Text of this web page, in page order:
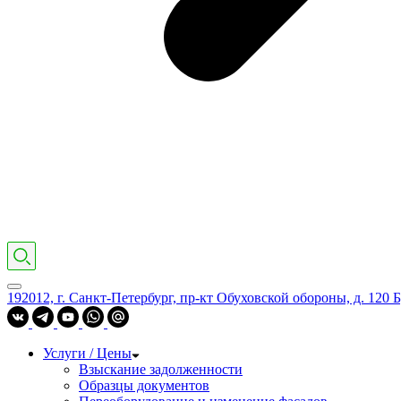
192012, г. Санкт-Петербург, пр-кт Обуховской обороны, д. 120
Услуги / Цены
Взыскание задолженности
Образцы документов